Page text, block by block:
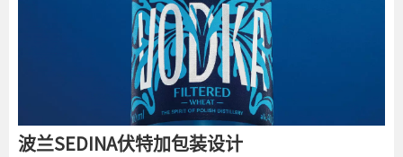
波兰SEDINA伏特加包装设计